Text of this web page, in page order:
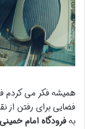
همیشه فکر می کردم
فضایی برای رفتن از
بهفرودگاه امام